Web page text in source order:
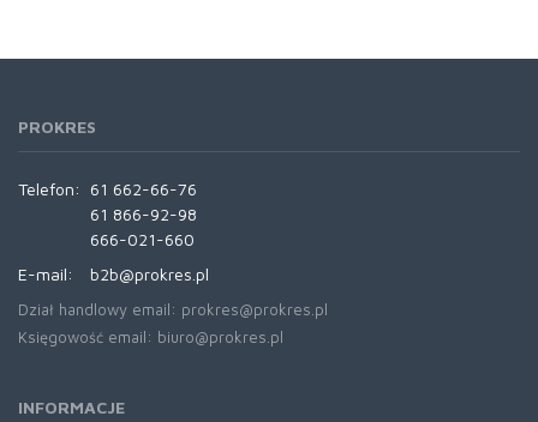
PROKRES
Telefon:
61 662-66-76
61 866-92-98
666-021-660
E-mail:
b2b@prokres.pl
Dział handlowy email: prokres@prokres.pl
Księgowość email: biuro@prokres.pl
INFORMACJE